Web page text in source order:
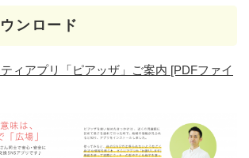
ンロード
ィアプリ「ピアッザ」ご案内 [PDFファイ